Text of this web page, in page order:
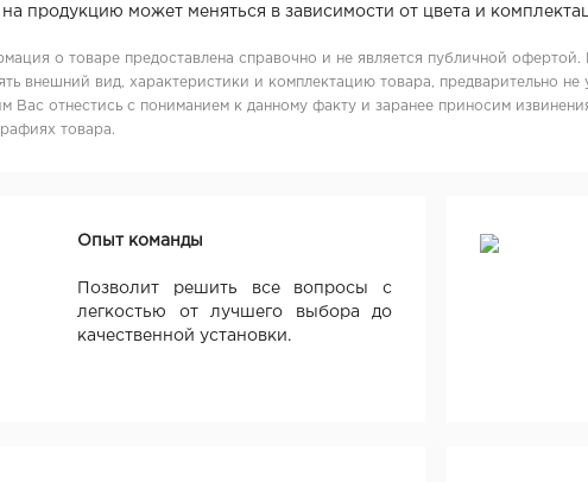
на продукцию может меняться в зависимости от цвета и
о товаре предоставлена справочно и не является публичной
внешний вид, характеристики и комплектацию товара, предварительно
Вас отнестись с пониманием к данному факту и заранее приносим
товара.
Опыт команды
Позволит решить все вопросы с
легкостью от лучшего выбора до
качественной установки.